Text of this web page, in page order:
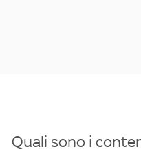
Quali sono i